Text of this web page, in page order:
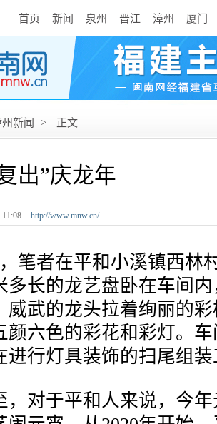
首页 新闻 泉州 晋江 漳州 厦门
新闻 > 正文
出”庆龙年
11:08 http://www.mnw.cn/
者在平和小溪镇西林
多长的龙艺盘卧在车间
威武的龙头拉着绚丽的
颜六色的彩花和彩灯。
进行灯具装饰的扫尾组
对于平和人来说，今年